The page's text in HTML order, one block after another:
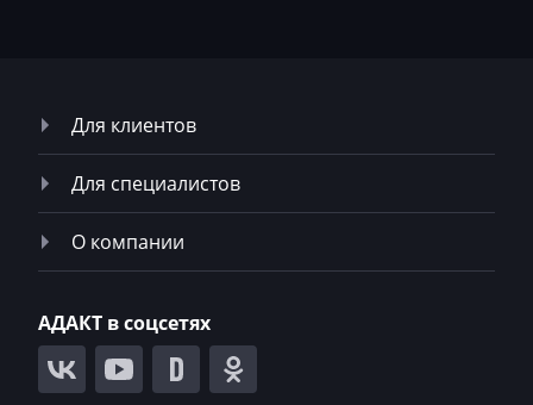
McCloskey
McCormick
Mecalac
Mercedes-Benz
Merlo
Metso
Для клиентов
Для специалистов
О компании
АДАКТ в соцсетях